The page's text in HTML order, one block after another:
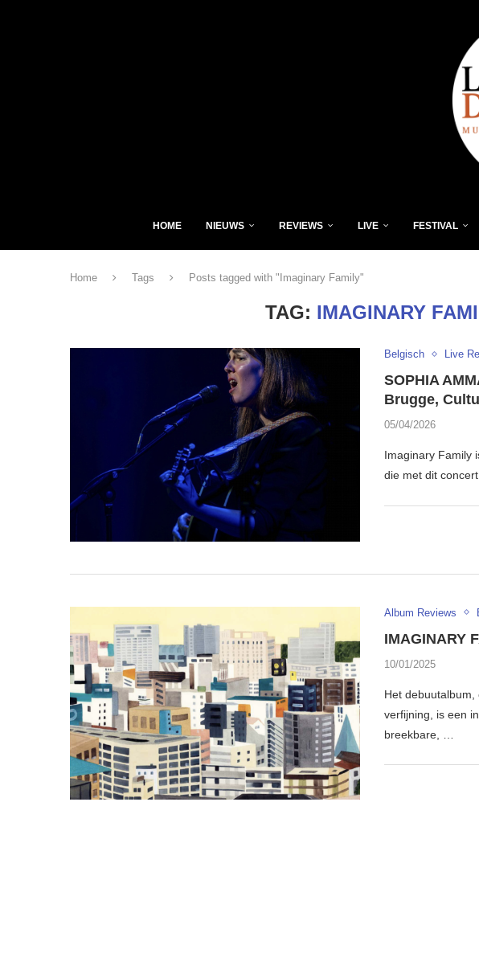
HOME NIEUWS REVIEWS LIVE FESTIVAL
Home Tags Posts tagged with "Imaginary Family"
TAG: IMAGINARY
Belgisch Live
SOPHIA
Brugge,
05/04/2026
Imaginary Family
die met dit
Album Reviews
IMAGINARY
10/01/2025
Het
verfijning, is een
breekbare, …